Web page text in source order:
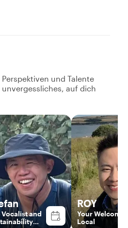
und Talente
auf dich
Vocalist and
ROY
Your Welcoming
Local